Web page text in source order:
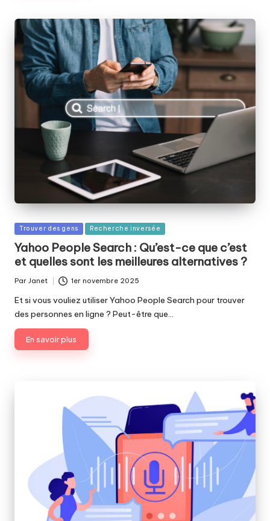
Publié
dans
Trouver des gens Recherche inversée
Yahoo People Search : Qu’est-ce que c’est
et quelles sont les meilleures alternatives ?
Publié
Par Janet 1er novembre 2025
Et si vous vouliez utiliser Yahoo People Search pour trouver
des personnes en ligne ? Peut-être que…
En savoir plus